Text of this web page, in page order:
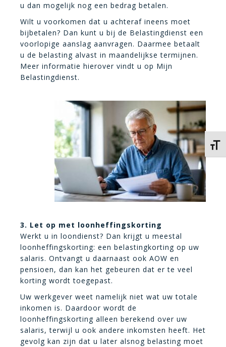
u dan mogelijk nog een bedrag betalen.
Wilt u voorkomen dat u achteraf ineens moet
bijbetalen? Dan kunt u bij de Belastingdienst een
voorlopige aanslag aanvragen. Daarmee betaalt
u de belasting alvast in maandelijkse termijnen.
Meer informatie hierover vindt u op Mijn
Belastingdienst.
3. Let op met loonheffingskorting
Werkt u in loondienst? Dan krijgt u meestal
loonheffingskorting: een belastingkorting op uw
salaris. Ontvangt u daarnaast ook AOW en
pensioen, dan kan het gebeuren dat er te veel
korting wordt toegepast.
Uw werkgever weet namelijk niet wat uw totale
inkomen is. Daardoor wordt de
loonheffingskorting alleen berekend over uw
salaris, terwijl u ook andere inkomsten heeft. Het
gevolg kan zijn dat u later alsnog belasting moet